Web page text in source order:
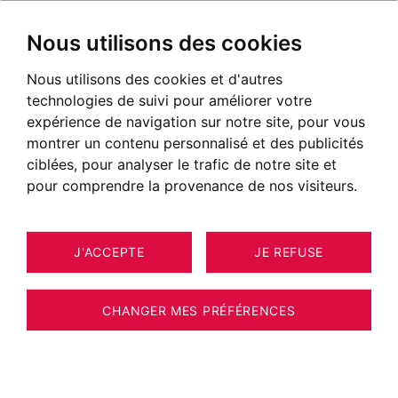
Nous utilisons des cookies
Nous utilisons des cookies et d'autres
technologies de suivi pour améliorer votre
expérience de navigation sur notre site, pour vous
montrer un contenu personnalisé et des publicités
ciblées, pour analyser le trafic de notre site et
pour comprendre la provenance de nos visiteurs.
J'ACCEPTE JE REFUSE
CHANGER MES PRÉFÉRENCES
Expertise bienveillante, succès garanti
Expert immobilier agréé par le CNE